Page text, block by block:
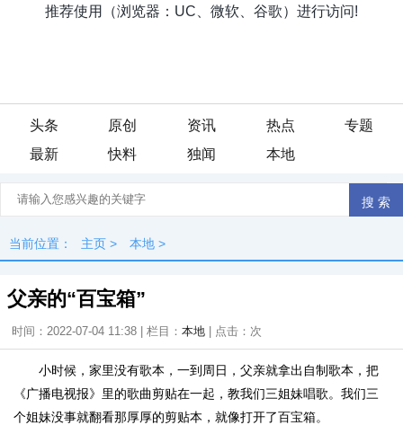
头条 原创 资讯 热点
专题
最新
快料 独闻 本地
当前位置： 主页 > 本地 >
父亲的“百宝箱”
时间：2022-07-04 11:38 | 栏目： 本地 | 点击： 次
小时候，家里没有歌本，一到周日，父亲就拿出自制歌本，把
《广播电视报》里的歌曲剪贴在一起，教我们三姐妹唱歌。我们三
个姐妹没事就翻看那厚厚的剪贴本，就像打开了百宝箱。